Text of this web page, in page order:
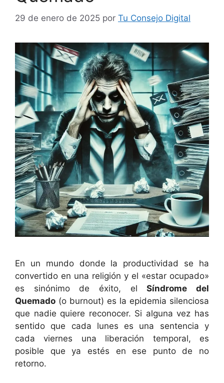
29 de enero de 2025 por Tu Consejo Digital
En un mundo donde la productividad se ha
convertido en una religión y el «estar ocupado»
es sinónimo de éxito, elSíndrome del
Quemado (o burnout) es la epidemia silenciosa
que nadie quiere reconocer. Si alguna vez has
sentido que cada lunes es una sentencia y
cada viernes una liberación temporal, es
posible que ya estés en ese punto de no
retorno.